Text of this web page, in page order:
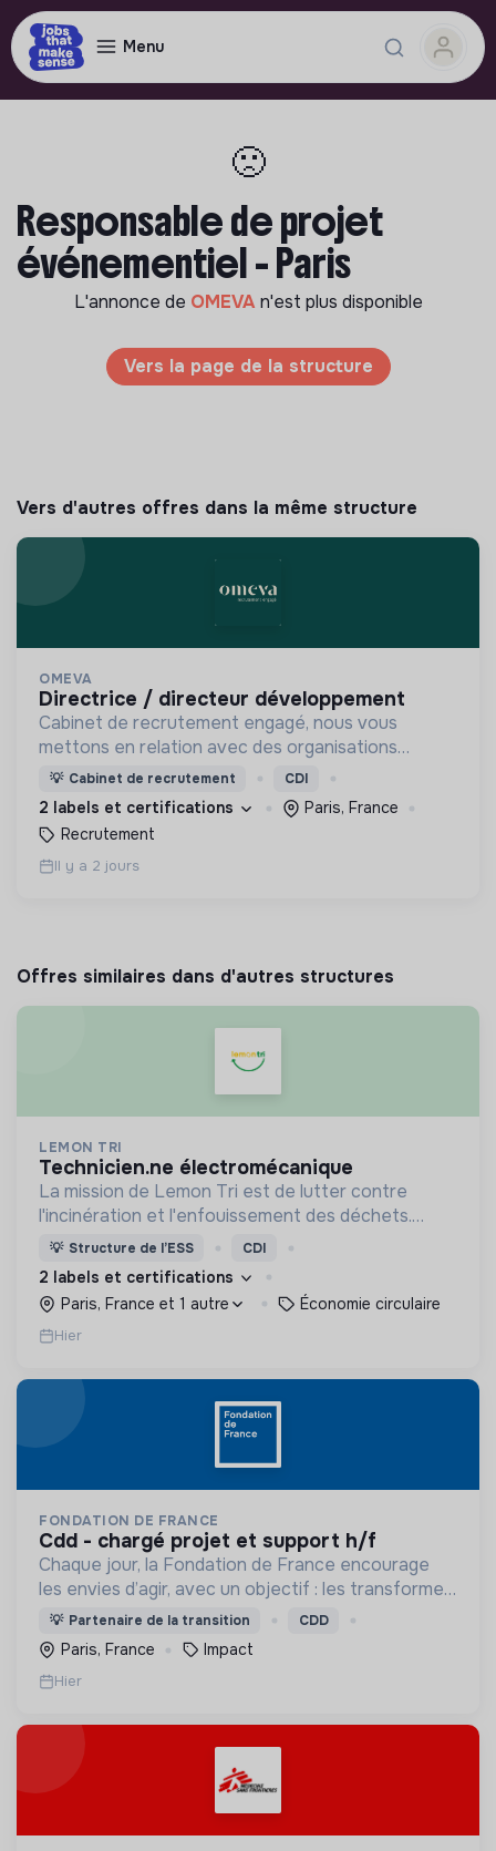
Menu
🙁
Responsable de projet
événementiel - Paris
L'annonce de OMEVA n'est plus disponible
Vers la page de la structure
Vers d'autres offres dans la même structure
OMEVA
directrice / directeur développement
Cabinet de recrutement engagé, nous vous
mettons en relation avec des organisations
soucieuses de leurs impacts, afin d'œuvrer
ensemble pour un futur souhaitable.
💡 Cabinet de recrutement CDI
2 labels et certifications
Paris, France
Recrutement
Il y a 2 jours
Offres similaires dans d'autres structures
LEMON TRI
technicien.ne électromécanique
La mission de Lemon Tri est de lutter contre
l'incinération et l'enfouissement des déchets.
Adoptez les bons zestes à nos côtés !
💡 Structure de l’ESS CDI
2 labels et certifications
Paris, France et 1 autre
Économie circulaire
Hier
FONDATION DE FRANCE
cdd - chargé projet et support h/f
Chaque jour, la Fondation de France encourage
les envies d’agir, avec un objectif : les transformer
en actions utiles et efficaces pour construire une
société plus digne et plus juste.
💡 Partenaire de la transition CDD
Paris, France Impact
Hier